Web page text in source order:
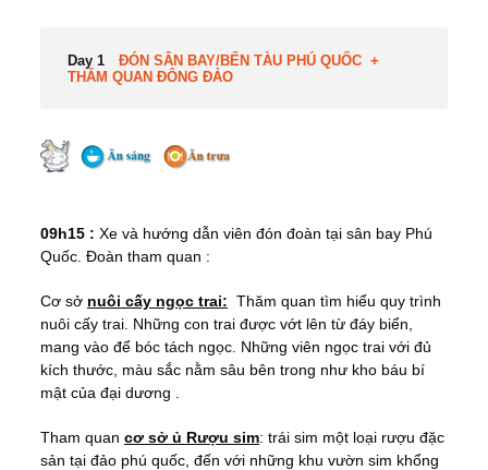
Day 1
ĐÓN SÂN BAY/BẾN TÀU PHÚ QUỐC +
THĂM QUAN ĐÔNG ĐẢO
09h15 : Xe và hướng dẫn viên đón đoàn tại sân bay Phú
Quốc. Đoàn tham quan :
Cơ sở nuôi cấy ngọc trai: Thăm quan tìm hiểu quy trình
nuôi cấy trai. Những con trai được vớt lên từ đáy biển,
mang vào để bóc tách ngọc. Những viên ngọc trai với đủ
kích thước, màu sắc nằm sâu bên trong như kho báu bí
mật của đại dương .
Tham quan cơ sở ủ Rượu sim: trái sim một loại rượu đặc
sản tại đảo phú quốc, đến với những khu vườn sim khổng